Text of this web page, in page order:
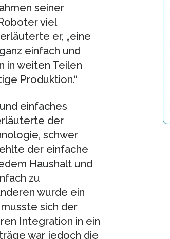
seiner
viel
er, „eine
einfach und
in weiten Teilen
Produktion.“
einfaches
der
schwer
der einfache
Haushalt und
zu
wurde ein
sich der
Integration in ein
war jedoch die